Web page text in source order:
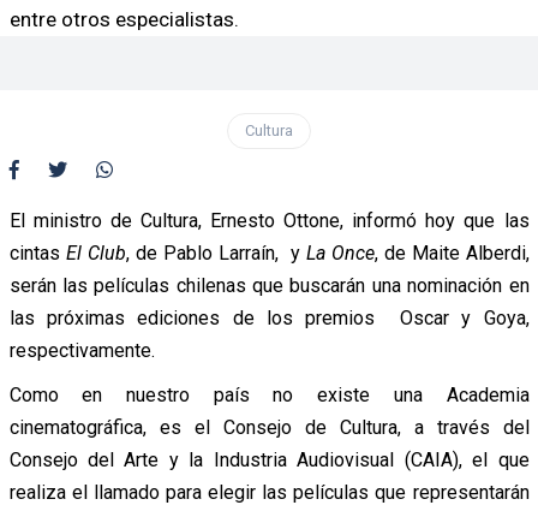
entre otros especialistas.
Cultura
El ministro de Cultura, Ernesto Ottone, informó hoy que las
cintas El Club, de Pablo Larraín, y La Once, de Maite Alberdi,
serán las películas chilenas que buscarán una nominación en
las próximas ediciones de los premios Oscar y Goya,
respectivamente.
Como en nuestro país no existe una Academia
cinematográfica, es el Consejo de Cultura, a través del
Consejo del Arte y la Industria Audiovisual (CAIA), el que
realiza el llamado para elegir las películas que representarán